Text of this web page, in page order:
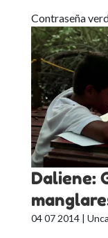
Contraseña
Daliene:
04 07 2014|